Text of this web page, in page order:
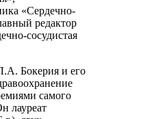
«Сердечно-
редактор
сосудистая
Бокерия и его
самого
лауреат